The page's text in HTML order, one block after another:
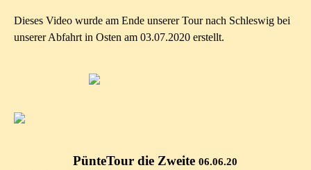
Dieses Video wurde am Ende unserer Tour nach Schleswig bei
unserer Abfahrt in Osten am 03.07.2020 erstellt.
PünteTour die Zweite 06.06.20